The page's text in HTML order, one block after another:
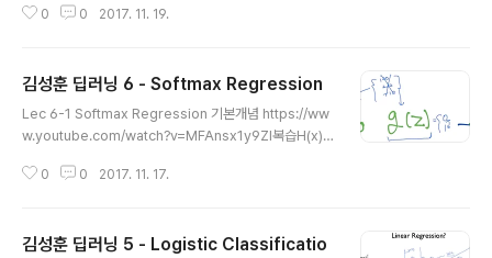
작동되지 않는 경우가 있다...
음이 값을 크게 할 경우, 진동하거나 발산(overshootin
특별한 법칙은 없다. 0.01로 시작하고, 나오는 cost 값에
따라서 줄이거나 늘리는 방법을 사용하면 된다.Data(X)의
전처리. (Gradient descent용)아래와 같이 x1, x2의 범
수 있다.이 경우, 아래와 같이 중심을 원..
0 0 2017. 11. 19.
김성훈 딥러닝 6 - Softmax Regression
Lec 6-1 Softmax Regression 기본개념 https://ww
w.youtube.com/watch?v=MFAnsx1y9ZI복습H(x)
그러나, 이런 $WX$ 형태의 단점은, 출력이 $-\infty \lt
값을 0부터 1로 압축할 수 있는 $g(z)$ 함수를 사용하여
0 0 2017. 11. 17.
김성훈 딥러닝 5 - Logistic Classificatio